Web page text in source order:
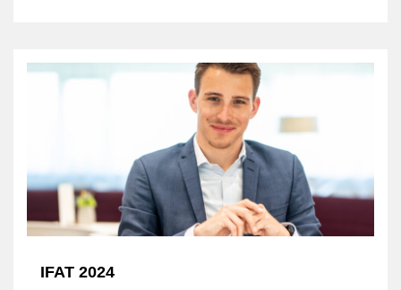
IFAT 2024